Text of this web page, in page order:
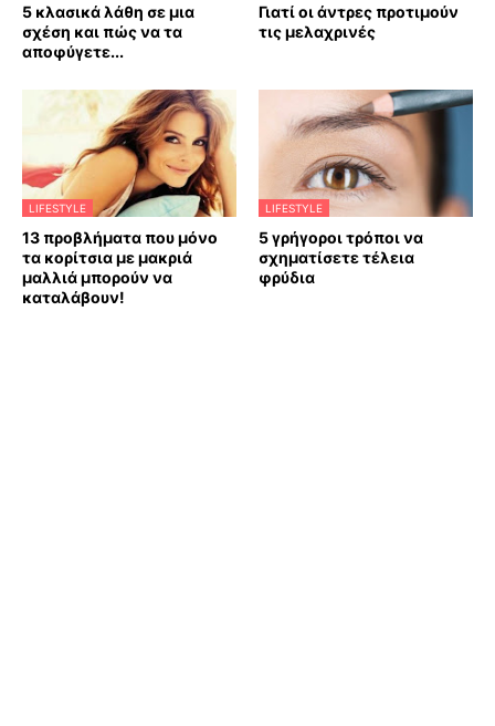
5 κλασικά λάθη σε μια
σχέση και πώς να τα
αποφύγετε...
Γιατί οι άντρες προτιμούν
τις μελαχρινές
LIFESTYLE
13 προβλήματα που μόνο
τα κορίτσια με μακριά
μαλλιά μπορούν να
καταλάβουν!
LIFESTYLE
5 γρήγοροι τρόποι να
σχηματίσετε τέλεια
φρύδια